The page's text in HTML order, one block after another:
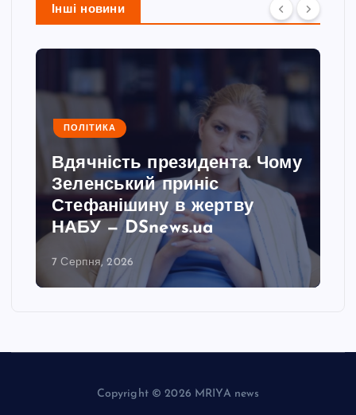
Інші новини
ПОЛІТИКА
Вдячність президента. Чому
Зеленський приніс
Стефанішину в жертву
НАБУ — DSnews.ua
7 Серпня, 2026
Copyright © 2026 MRIYA news